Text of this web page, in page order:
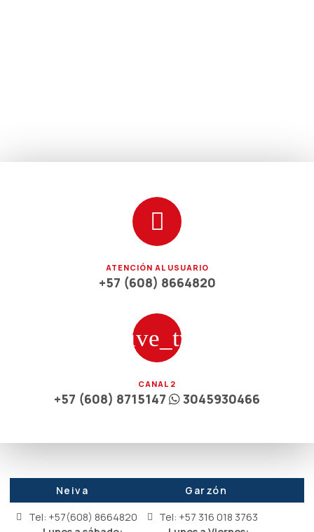
ATENCIÓN AL USUARIO
+57 (608) 8664820
CANAL 2
+57 (608) 8715147 3045930466
Neiva
Garzón
Tel: +57(608) 8664820
Tel: +57 316 018 3763